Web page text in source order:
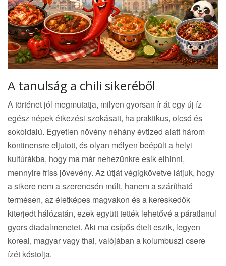
A tanulság a chili sikeréből
A történet jól megmutatja, milyen gyorsan ír át egy új íz
egész népek étkezési szokásait, ha praktikus, olcsó és
sokoldalú. Egyetlen növény néhány évtized alatt három
kontinensre eljutott, és olyan mélyen beépült a helyi
kultúrákba, hogy ma már nehezünkre esik elhinni,
mennyire friss jövevény. Az útját végigkövetve látjuk, hogy
a sikere nem a szerencsén múlt, hanem a szárítható
termésen, az életképes magvakon és a kereskedők
kiterjedt hálózatán, ezek együtt tették lehetővé a páratlanul
gyors diadalmenetet. Aki ma csípős ételt eszik, legyen
koreai, magyar vagy thai, valójában a kolumbuszi csere
ízét kóstolja.